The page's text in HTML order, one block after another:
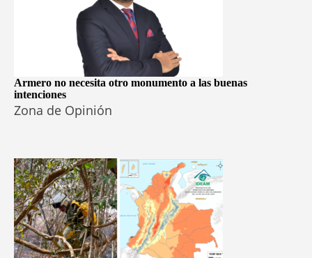
Armero no necesita otro monumento a las buenas
intenciones
Zona de Opinión